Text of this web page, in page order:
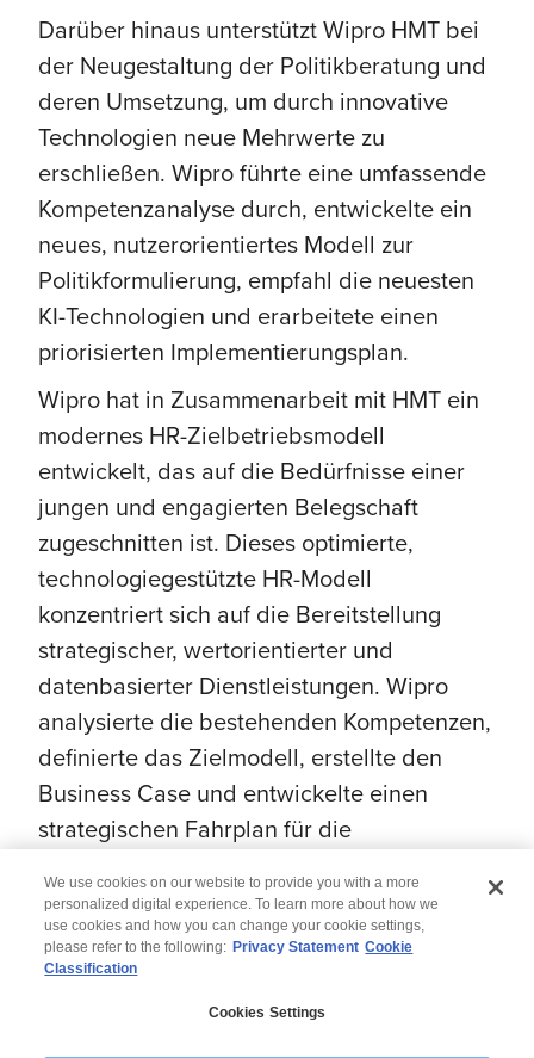
Darüber hinaus unterstützt Wipro HMT bei
der Neugestaltung der Politikberatung und
deren Umsetzung, um durch innovative
Technologien neue Mehrwerte zu
erschließen. Wipro führte eine umfassende
Kompetenzanalyse durch, entwickelte ein
neues, nutzerorientiertes Modell zur
Politikformulierung, empfahl die neuesten
KI-Technologien und erarbeitete einen
priorisierten Implementierungsplan.
Wipro hat in Zusammenarbeit mit HMT ein
modernes HR-Zielbetriebsmodell
entwickelt, das auf die Bedürfnisse einer
jungen und engagierten Belegschaft
zugeschnitten ist. Dieses optimierte,
technologiegestützte HR-Modell
konzentriert sich auf die Bereitstellung
strategischer, wertorientierter und
datenbasierter Dienstleistungen. Wipro
analysierte die bestehenden Kompetenzen,
definierte das Zielmodell, erstellte den
Business Case und entwickelte einen
strategischen Fahrplan für die
We use cookies on our website to provide you with a more
personalized digital experience. To learn more about how we
use cookies and how you can change your cookie settings,
please refer to the following: Privacy Statement Cookie
Classification
Cookies Settings